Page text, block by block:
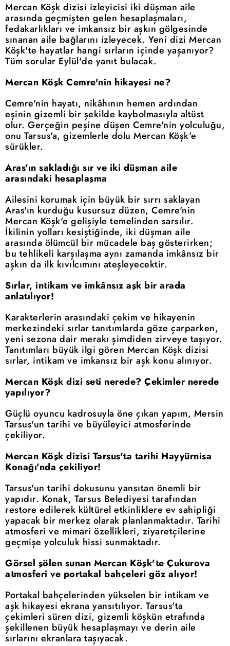
Mercan Köşk dizisi izleyicisi iki düşman aile
arasında geçmişten gelen hesaplaşmaları,
fedakarlıkları ve imkansız bir aşkın gölgesinde
sınanan aile bağlarını izleyecek. Yeni dizi Mercan
Köşk'te hayatlar hangi sırların içinde yaşanıyor?
Tüm sorular Eylül'de yanıt bulacak.
Mercan Köşk Cemre'nin hikayesi ne?
Cemre'nin hayatı, nikâhının hemen ardından
eşinin gizemli bir şekilde kaybolmasıyla altüst
olur. Gerçeğin peşine düşen Cemre'nin yolculuğu,
onu Tarsus'a, gizemlerle dolu Mercan Köşk'e
sürükler.
Aras'ın sakladığı sır ve iki düşman aile
arasındaki hesaplaşma
Ailesini korumak için büyük bir sırrı saklayan
Aras'ın kurduğu kusursuz düzen, Cemre'nin
Mercan Köşk'e gelişiyle temelinden sarsılır.
İkilinin yolları kesiştiğinde, iki düşman aile
arasında ölümcül bir mücadele baş gösterirken;
bu tehlikeli karşılaşma aynı zamanda imkânsız bir
aşkın da ilk kıvılcımını ateşleyecektir.
Sırlar, intikam ve imkânsız aşk bir arada
anlatılıyor!
Karakterlerin arasındaki çekim ve hikayenin
merkezindeki sırlar tanıtımlarda göze çarparken,
yeni sezona dair merakı şimdiden zirveye taşıyor.
Tanıtımları büyük ilgi gören Mercan Köşk dizisi
sırlar, intikam ve imkansız bir aşk konu alınıyor.
Mercan Köşk dizi seti nerede? Çekimler nerede
yapılıyor?
Güçlü oyuncu kadrosuyla öne çıkan yapım, Mersin
Tarsus'un tarihi ve büyüleyici atmosferinde
çekiliyor.
Mercan Köşk dizisi Tarsus'ta tarihi Hayyürnisa
Konağı'nda çekiliyor!
Tarsus'un tarihi dokusunu yansıtan önemli bir
yapıdır. Konak, Tarsus Belediyesi tarafından
restore edilerek kültürel etkinliklere ev sahipliği
yapacak bir merkez olarak planlanmaktadır. Tarihi
atmosferi ve mimari özellikleri, ziyaretçilerine
geçmişe yolculuk hissi sunmaktadır.
Görsel şölen sunan Mercan Köşk'te Çukurova
atmosferi ve portakal bahçeleri göz alıyor!
Portakal bahçelerinden yükselen bir intikam ve
aşk hikayesi ekrana yansıtılıyor. Tarsus'ta
çekimleri süren dizi, gizemli köşkün etrafında
şekillenen büyük hesaplaşmayı ve derin aile
sırlarını ekranlara taşıyacak.